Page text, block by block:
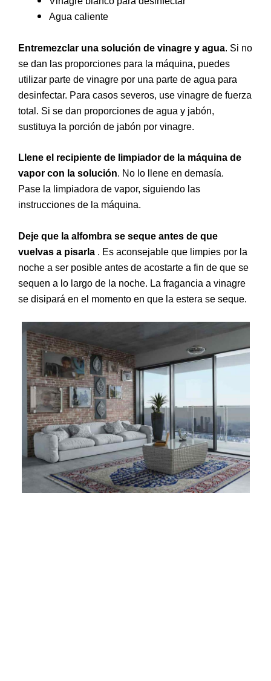
Agua caliente
Entremezclar una solución de vinagre y agua. Si no
se dan las proporciones para la máquina, puedes
utilizar parte de vinagre por una parte de agua para
desinfectar. Para casos severos, use vinagre de fuerza
total. Si se dan proporciones de agua y jabón,
sustituya la porción de jabón por vinagre.
Llene el recipiente de limpiador de la máquina de
vapor con la solución. No lo llene en demasía.
Pase la limpiadora de vapor, siguiendo las
instrucciones de la máquina.
Deje que la alfombra se seque antes de que
vuelvas a pisarla . Es aconsejable que limpies por la
noche a ser posible antes de acostarte a fin de que se
sequen a lo largo de la noche. La fragancia a vinagre
se disipará en el momento en que la estera se seque.